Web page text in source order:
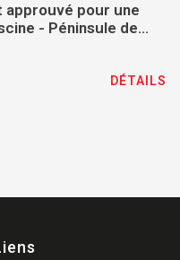
pour une
- Péninsule de
DÉTAILS